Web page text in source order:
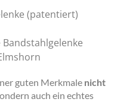
(patentiert)
guten Merkmale nicht
auch ein echtes